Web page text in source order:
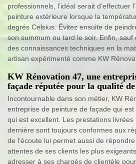
professionnels, l’idéal serait d’effectuer
peinture extérieure lorsque la
degrés Celsius. Évitez ensuite de
son summum ou tard le soir. Enfin,
des connaissances techniques en la
artisan expérimenté comme KW
KW Rénovation 47, une
façade réputée pour la qualité
Incontournable dans son métier, KW
entreprise de peinture de façade qui
qui est excellent. Les prestations livrées
dernière sont toujours conformes aux
de l’écoute lui permet aussi de
attentes de ses clients les plus
adresser à ses chargés de clientèle